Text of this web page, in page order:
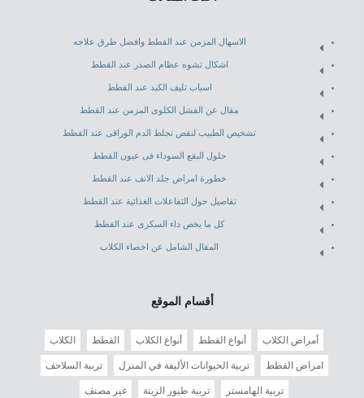
الاسهال المزمن عند القطط وافضل طرق علاجه
اشكال تشوه عظام الصدر عند القطط
اسباب تليف الكبد عند القطط
مقال عن الفشل الكلوى المزمن عند القطط
تشخيص الطبيب لنقص تجلط الدم الوراقى عند القطط
حلول البقع السوداء فى عيون القطط
خطورة امراض جلد الانف عند القطط
تفاصيل حول التفاعلات الغذائية عند القطط
كل ما يخص داء السكرى عند القطط
المقال الشامل عن اخصاء الكلاب
أقسام الموقع
أمراض الكلاب أنواع القطط أنواع الكلاب القطط الكلاب
امراض القطط تربية الحيوانات الأليفة في المنزل تربية السلاحف
تربية الهامستر تربية طيور الزينة غير مصنف